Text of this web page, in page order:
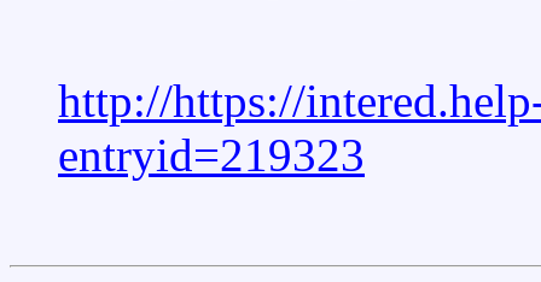
http://https://
entryid=219323